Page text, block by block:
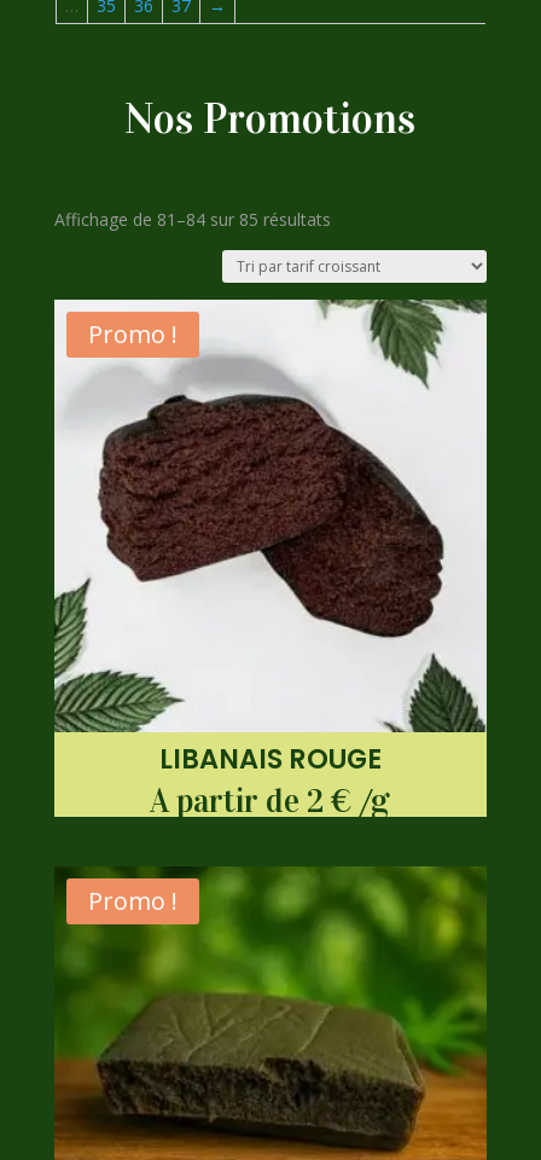
…
35 36 37 →
Nos Promotions
Affichage de 81–84 sur 85 résultatsTrié
par
prix
croissant
Promo !
LIBANAIS ROUGE
A partir de 2 € /g
Promo !